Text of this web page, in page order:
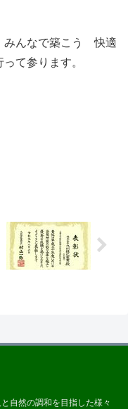
みんなで築こう 快適
て参ります。
自然の調和を目指した様々